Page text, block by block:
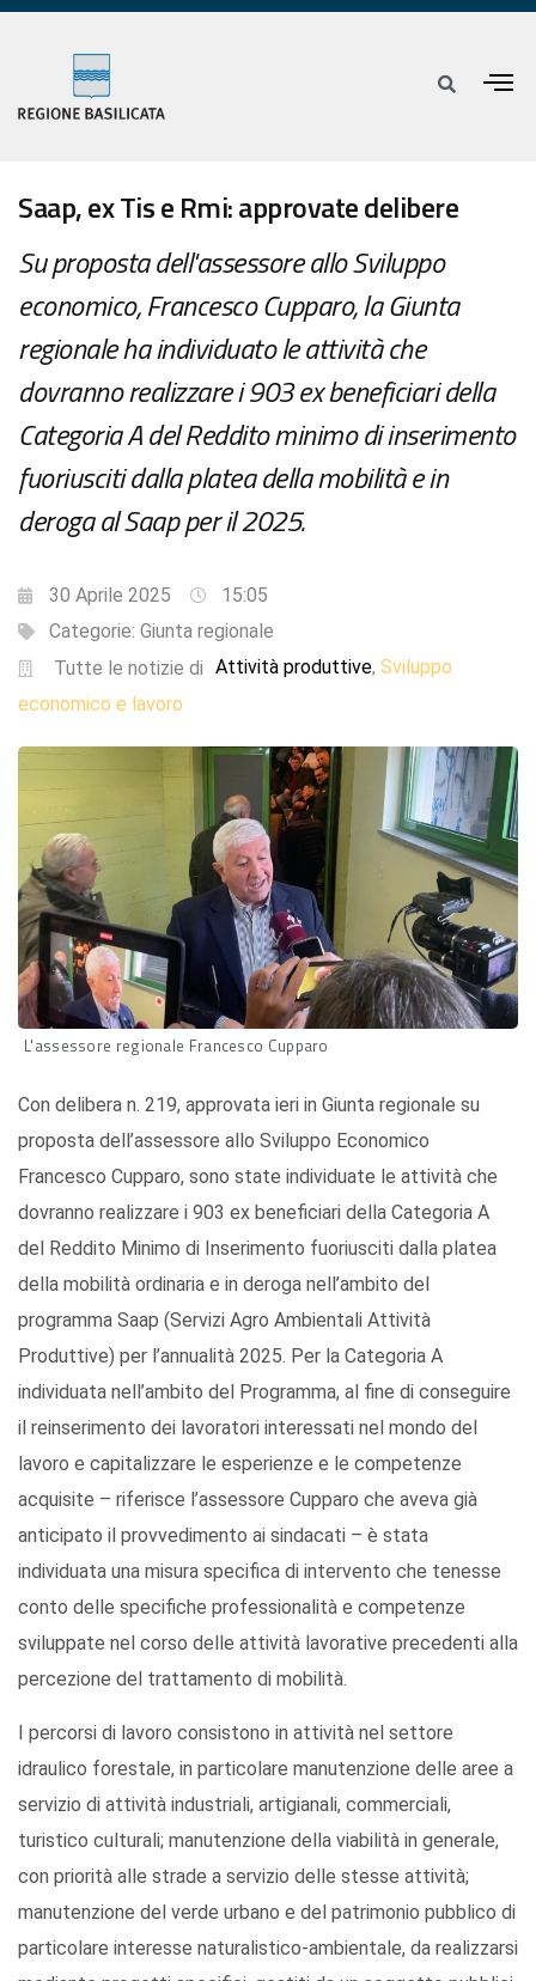
Saap, ex Tis e Rmi: approvate delibere
Su proposta dell'assessore allo Sviluppo
economico, Francesco Cupparo, la Giunta
regionale ha individuato le attività che
dovranno realizzare i 903 ex beneficiari della
Categoria A del Reddito minimo di inserimento
fuoriusciti dalla platea della mobilità e in
deroga al Saap per il 2025.
30 Aprile 2025
15:05
Categorie: Giunta regionale
Tutte le notizie di Attività produttive, Sviluppo
economico e lavoro
L'assessore regionale Francesco Cupparo
Con delibera n. 219, approvata ieri in Giunta regionale su
proposta dell’assessore allo Sviluppo Economico
Francesco Cupparo, sono state individuate le attività che
dovranno realizzare i 903 ex beneficiari della Categoria A
del Reddito Minimo di Inserimento fuoriusciti dalla platea
della mobilità ordinaria e in deroga nell’ambito del
programma Saap (Servizi Agro Ambientali Attività
Produttive) per l’annualità 2025. Per la Categoria A
individuata nell’ambito del Programma, al fine di conseguire
il reinserimento dei lavoratori interessati nel mondo del
lavoro e capitalizzare le esperienze e le competenze
acquisite – riferisce l’assessore Cupparo che aveva già
anticipato il provvedimento ai sindacati – è stata
individuata una misura specifica di intervento che tenesse
conto delle specifiche professionalità e competenze
sviluppate nel corso delle attività lavorative precedenti alla
percezione del trattamento di mobilità.
I percorsi di lavoro consistono in attività nel settore
idraulico forestale, in particolare manutenzione delle aree a
servizio di attività industriali, artigianali, commerciali,
turistico culturali; manutenzione della viabilità in generale,
con priorità alle strade a servizio delle stesse attività;
manutenzione del verde urbano e del patrimonio pubblico di
particolare interesse naturalistico-ambientale, da realizzarsi